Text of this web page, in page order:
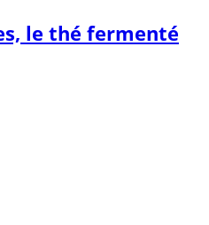
le thé fermenté